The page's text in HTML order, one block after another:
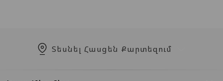
Տեսնել Հասցեն Քարտեզում